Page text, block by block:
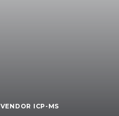
VENDOR ICP-MS